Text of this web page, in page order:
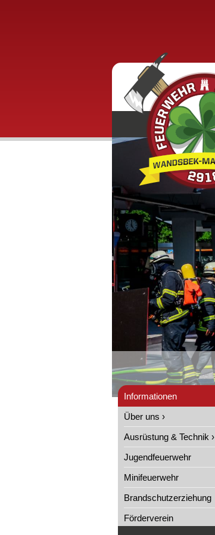
Informationen
Über uns ›
Ausrüstung & Technik ›
Jugendfeuerwehr
Minifeuerwehr
Brandschutzerziehung
Förderverein